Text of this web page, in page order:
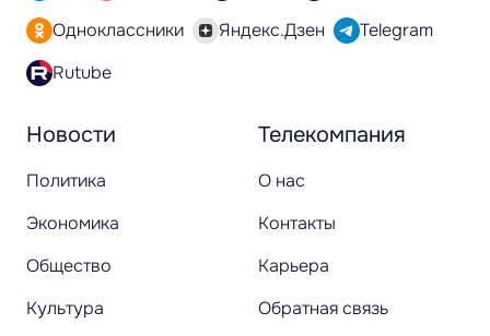
Новости
Политика
Экономика
Общество
Культура
Телекомпания
О нас
Контакты
Карьера
Обратная связь
Одноклассники
Яндекс.Дзен
Telegram
Rutube